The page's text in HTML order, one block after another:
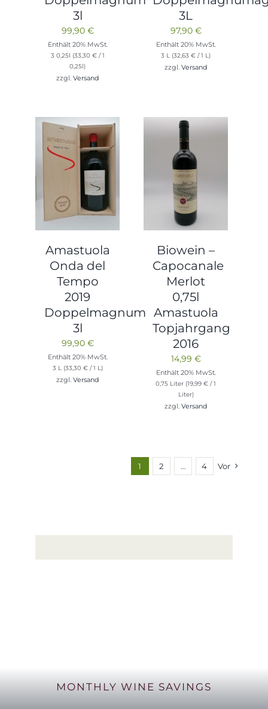
3l
99,90 €
Enthält 20% MwSt.
3 0,25l (33,30 €/ 1
0,25l)
zzgl.Versand
3L
97,90 €
Enthält 20% MwSt.
3 L (32,63€ / 1 L)
zzgl.Versand
Amastuola
Onda del
Tempo
2019
Doppelmagnum
3l
99,90 €
Enthält 20% MwSt.
3 L (33,30 €/ 1 L)
zzgl.Versand
Biowein –
Capocanale
Merlot
0,75l
Amastuola
Topjahrgang
2016
14,99 €
Enthält 20% MwSt.
0,75 Liter (19,99€ / 1
Liter)
zzgl.Versand
1 2 … 4 Vor
MONTHLY WINE SAVINGS